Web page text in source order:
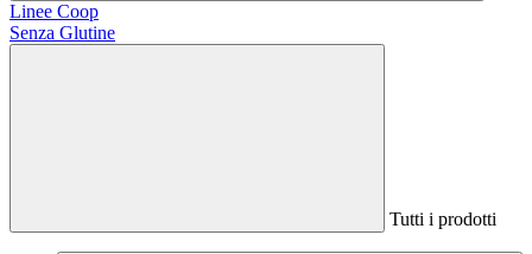
Linee Coop
Senza Glutine
Tutti i prodotti